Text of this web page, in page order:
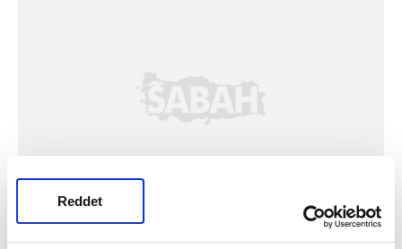
Reddet